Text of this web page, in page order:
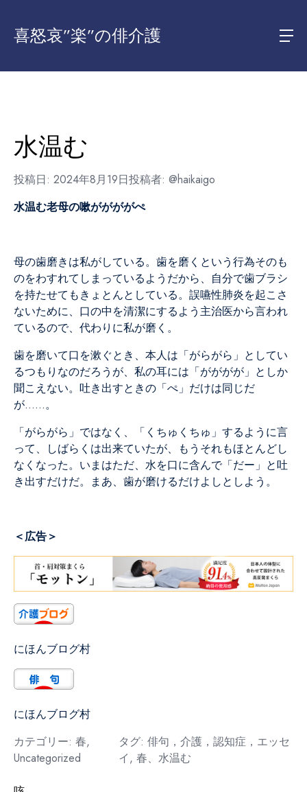
喜怒哀”楽”の俳介護
水温む
投稿日: 2024年8月19日投稿者: @haikaigo
水温む老母の嗽ががががぺ
母の歯磨きは私がしている。歯を磨くという行為そのも
のをわすれてしまっているようだから、自分で歯ブラシ
を持たせてもきょとんとしている。誤嚥性肺炎を起こさ
ないために、口の中を清潔にするよう主治医から言われ
ているので、代わりに私が磨く。
歯を磨いて口を漱ぐとき、本人は「がらがら」としてい
るつもりなのだろうが、私の耳には「がががが」としか
聞こえない。吐き出すときの「ぺ」だけは同じだ
が……。
「がらがら」ではなく、「くちゅくちゅ」するように言
って、しばらくは出来ていたが、もうそれもほとんどし
なくなった。いまはただ、水を口に含んで「だー」と吐
き出すだけだ。まあ、歯が磨けるだけよしとしよう。
＜広告＞
にほんブログ村
にほんブログ村
カテゴリー: 春,
Uncategorized
タグ:俳句，介護，認知症，エッセ
イ,春、水温む